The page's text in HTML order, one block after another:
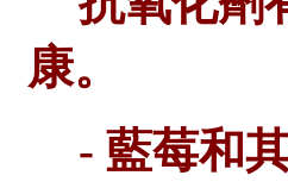
康。
- 藍莓和